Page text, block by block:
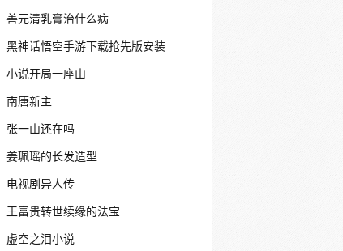
善元清乳膏治什么病
黑神话悟空手游下载抢先版安装
小说开局一座山
南唐新主
张一山还在吗
姜珮瑶的长发造型
电视剧异人传
王富贵转世续缘的法宝
虚空之泪小说